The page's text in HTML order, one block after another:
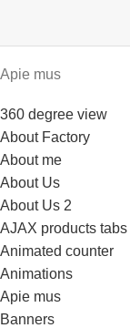
Apie mus
360 degree view
About Factory
About me
About Us
About Us 2
AJAX products tabs
Animated counter
Animations
Apie mus
Banners